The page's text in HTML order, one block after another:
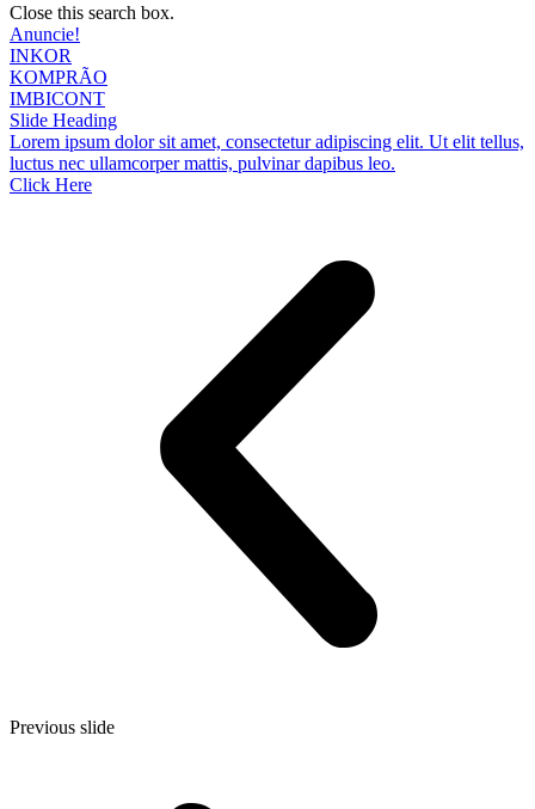
Close this search box.
Anuncie!
INKOR
KOMPRÃO
IMBICONT
Slide Heading
Lorem ipsum dolor sit amet, consectetur adipiscing elit. Ut elit tellus,
luctus nec ullamcorper mattis, pulvinar dapibus leo.
Click Here
Previous slide